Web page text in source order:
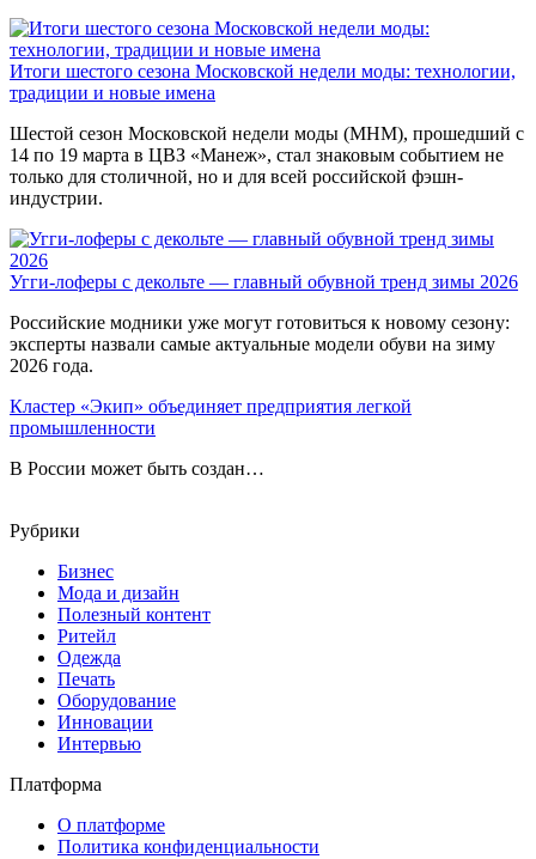
Итоги шестого сезона Московской недели моды: технологии,
традиции и новые имена
Шестой сезон Московской недели моды (МНМ), прошедший с
14 по 19 марта в ЦВЗ «Манеж», стал знаковым событием не
только для столичной, но и для всей российской фэшн-
индустрии.
Угги-лоферы с декольте — главный обувной тренд зимы 2026
Российские модники уже могут готовиться к новому сезону:
эксперты назвали самые актуальные модели обуви на зиму
2026 года.
Кластер «Экип» объединяет предприятия легкой
промышленности
В России может быть создан…
Рубрики
Бизнес
Мода и дизайн
Полезный контент
Ритейл
Одежда
Печать
Оборудование
Инновации
Интервью
Платформа
О платформе
Политика конфиденциальности